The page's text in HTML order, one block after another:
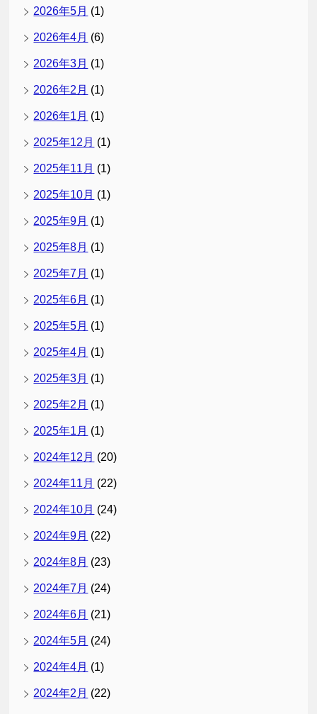
2026年5月 (1)
2026年4月 (6)
2026年3月 (1)
2026年2月 (1)
2026年1月 (1)
2025年12月 (1)
2025年11月 (1)
2025年10月 (1)
2025年9月 (1)
2025年8月 (1)
2025年7月 (1)
2025年6月 (1)
2025年5月 (1)
2025年4月 (1)
2025年3月 (1)
2025年2月 (1)
2025年1月 (1)
2024年12月 (20)
2024年11月 (22)
2024年10月 (24)
2024年9月 (22)
2024年8月 (23)
2024年7月 (24)
2024年6月 (21)
2024年5月 (24)
2024年4月 (1)
2024年2月 (22)